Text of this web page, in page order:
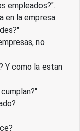
empleados?".
en la empresa.
no
Y como la estan